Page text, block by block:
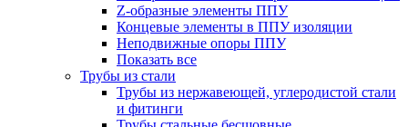
Z-образные элементы ППУ
Концевые элементы в ППУ изоляции
Неподвижные опоры ППУ
Показать все
Трубы из стали
Трубы из нержавеющей, углеродистой стали
и фитинги